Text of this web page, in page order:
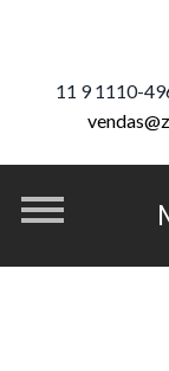
11 9 1110-